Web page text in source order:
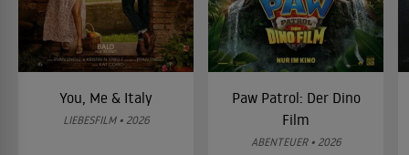
You, Me & Italy
LIEBESFILM • 2026
Paw Patrol: Der Dino
Film
ABENTEUER • 2026